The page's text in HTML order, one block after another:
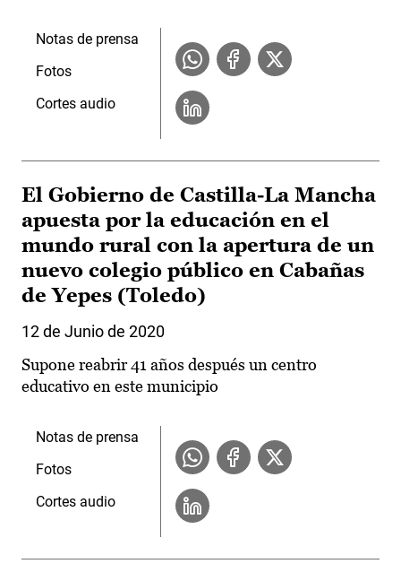
Notas de prensa
Fotos
Cortes audio
El Gobierno de Castilla-La Mancha
apuesta por la educación en el
mundo rural con la apertura de un
nuevo colegio público en Cabañas
de Yepes (Toledo)
12 de Junio de 2020
Supone reabrir 41 años después un centro
educativo en este municipio
Notas de prensa
Fotos
Cortes audio